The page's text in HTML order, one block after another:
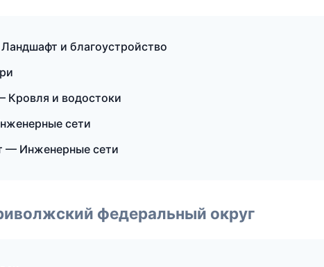
и благоустройство
и водостоки
сети
— Инженерные сети
федеральный округ